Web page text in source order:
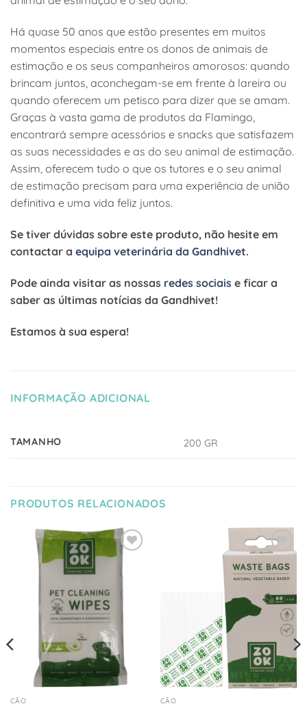
Há quase 50 anos que estão presentes em muitos
momentos especiais entre os donos de animais de
estimação e os seus companheiros amorosos: quando
brincam juntos, aconchegam-se em frente à lareira ou
quando oferecem um petisco para dizer que se amam.
Graças à vasta gama de produtos da Flamingo,
encontrará sempre acessórios e snacks que satisfazem
as suas necessidades e as do seu animal de estimação.
Assim, oferecem tudo o que os tutores e o seu animal
de estimação precisam para uma experiência de união
definitiva e uma vida feliz juntos.
Se tiver dúvidas sobre este produto, não hesite em
contactar a equipa veterinária da Gandhivet.
Pode ainda visitar as nossas redes sociais e ficar a
saber as últimas notícias da Gandhivet!
Estamos à sua espera!
INFORMAÇÃO ADICIONAL
TAMANHO 200 GR
PRODUTOS RELACIONADOS
Adicionar
à Lista
de
Desejos
CÃO
à Lista
de
CÃO